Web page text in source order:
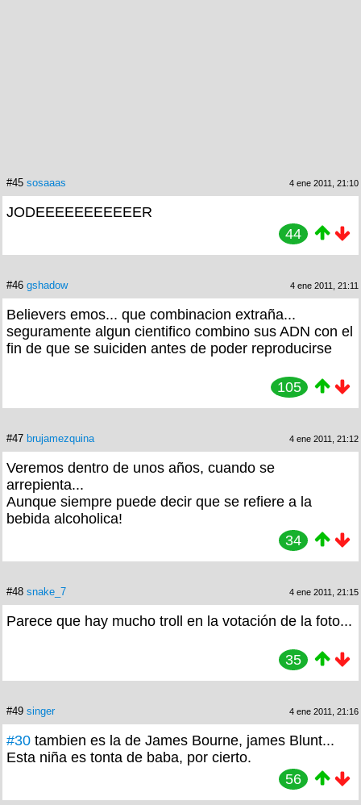
#45 sosaaas 4 ene 2011, 21:10
JODEEEEEEEEEEER
44
#46 gshadow 4 ene 2011, 21:11
Believers emos... que combinacion extraña...
seguramente algun cientifico combino sus ADN con el
fin de que se suiciden antes de poder reproducirse
105
#47 brujamezquina 4 ene 2011, 21:12
Veremos dentro de unos años, cuando se
arrepienta...
Aunque siempre puede decir que se refiere a la
bebida alcoholica!
34
#48 snake_7 4 ene 2011, 21:15
Parece que hay mucho troll en la votación de la foto...
35
#49 singer 4 ene 2011, 21:16
#30 tambien es la de James Bourne, james Blunt...
Esta niña es tonta de baba, por cierto.
56